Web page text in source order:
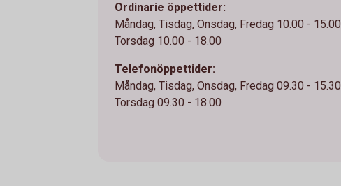
Ordinarie öppettider:
Måndag, Tisdag, Onsdag, Fredag 10.00 - 15.00
Torsdag 10.00 - 18.00
Telefonöppettider:
Måndag, Tisdag, Onsdag, Fredag 09.30 - 15.30
Torsdag 09.30 - 18.00